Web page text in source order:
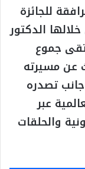
للجائزة
الدكتور
جموع
عن مسيرته
جانب تصدره
عبر
والحلقات